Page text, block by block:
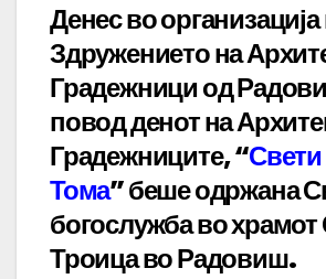
Денес во организација
Здружението на
Градежници од
повод денот на
Градежниците, “
Тома” беше одржана
богослужба во
Троица во Радовиш.